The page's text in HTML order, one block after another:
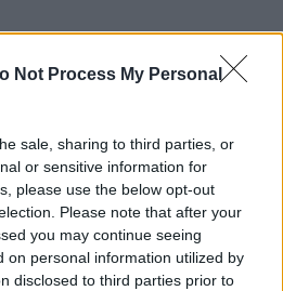
Not Process My Personal
sale, sharing to third parties, or
or sensitive information for
please use the below opt-out
Please note that after your
you may continue seeing
on personal information utilized by
disclosed to third parties prior to
Logga in